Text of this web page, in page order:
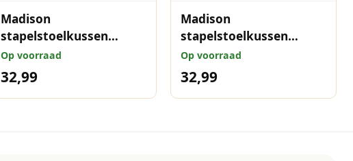
Madison
stapelstoelkussen
Amora blue 97x49 cm
Op voorraad
32,99
Madison
stapelstoelkussen
Panama mocca 97x49
cm
Op voorraad
32,99